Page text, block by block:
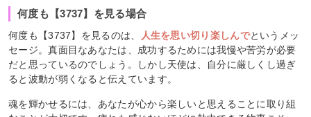
何度も【3737】を見る場合
何度も【3737】を見るのは、 人生を思い切り楽しんでというメッ
セージ。真面目なあなたは、成功するためには我慢や苦労が必要
だと思っているのでしょう。しかし天使は、自分に厳しくし過ぎ
ると波動が弱くなると伝えています。
魂を輝かせるには、あなたが心から楽しいと思えることに取り組